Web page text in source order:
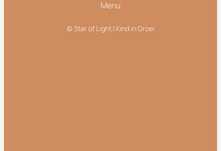
Menu
(c) Star of Light | Kind in Groei